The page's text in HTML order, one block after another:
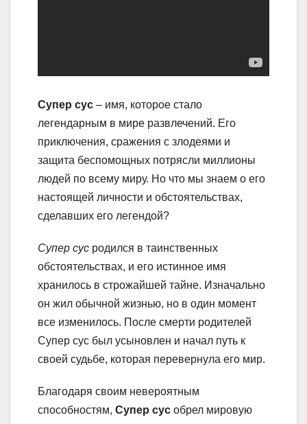
Супер сус – имя, которое стало
легендарным в мире развлечений. Его
приключения, сражения с злодеями и
защита беспомощных потрясли миллионы
людей по всему миру. Но что мы знаем о его
настоящей личности и обстоятельствах,
сделавших его легендой?
Супер сус родился в таинственных
обстоятельствах, и его истинное имя
хранилось в строжайшей тайне. Изначально
он жил обычной жизнью, но в один момент
все изменилось. После смерти родителей
Супер сус был усыновлен и начал путь к
своей судьбе, которая перевернула его мир.
Благодаря своим невероятным
способностям, Супер сус обрел мировую